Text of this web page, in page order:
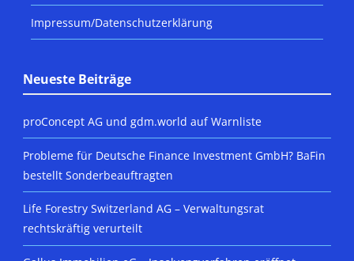
Impressum/Datenschutzerklärung
Neueste Beiträge
proConcept AG und gdm.world auf Warnliste
Probleme für Deutsche Finance Investment GmbH? BaFin
bestellt Sonderbeauftragten
Life Forestry Switzerland AG – Verwaltungsrat
rechtskräftig verurteilt